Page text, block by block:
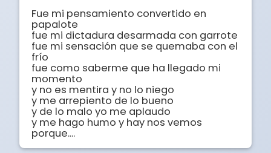
Fue mi pensamiento convertido en
papalote
fue mi dictadura desarmada con garrote
fue mi sensación que se quemaba con el
frío
fue como saberme que ha llegado mi
momento
y no es mentira y no lo niego
y me arrepiento de lo bueno
y de lo malo yo me aplaudo
y me hago humo y hay nos vemos
porque....